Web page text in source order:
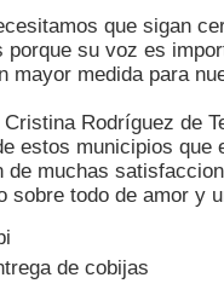
que sigan
porque su voz es
mayor medida para
Rodríguez de
estos municipios que
de muchas
sobre todo de amor y
de cobijas